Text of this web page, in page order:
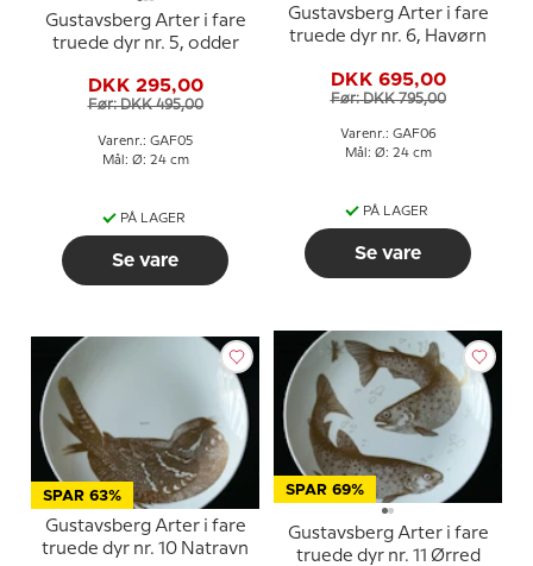
Gustavsberg Arter i fare
truede dyr nr. 5, odder
DKK 295,00
Før: DKK 495,00
Varenr.: GAF05
Mål: Ø: 24 cm
PÅ LAGER
Se vare
Gustavsberg Arter i fare
truede dyr nr. 6, Havørn
DKK 695,00
Før: DKK 795,00
Varenr.: GAF06
Mål: Ø: 24 cm
PÅ LAGER
Se vare
SPAR 63%
Gustavsberg Arter i fare
truede dyr nr. 10 Natravn
SPAR 69%
Gustavsberg Arter i fare
truede dyr nr. 11 Ørred